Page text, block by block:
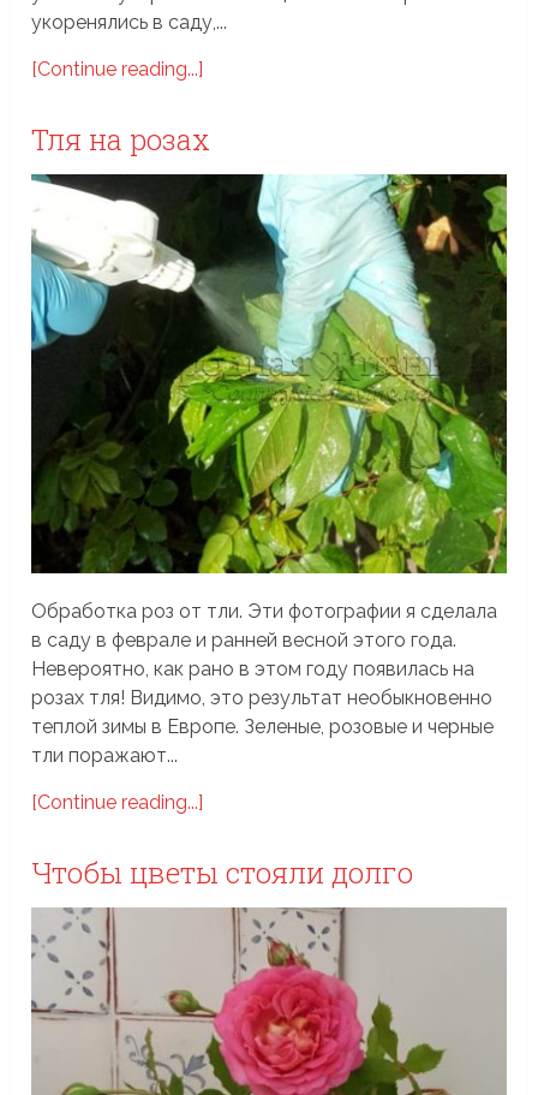
укоренялись в саду,...
[Continue reading...]
Тля на розах
Обработка роз от тли. Эти фотографии я сделала
в саду в феврале и ранней весной этого года.
Невероятно, как рано в этом году появилась на
розах тля! Видимо, это результат необыкновенно
теплой зимы в Европе. Зеленые, розовые и черные
тли поражают...
[Continue reading...]
Чтобы цветы стояли долго